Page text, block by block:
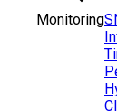
Monitoring